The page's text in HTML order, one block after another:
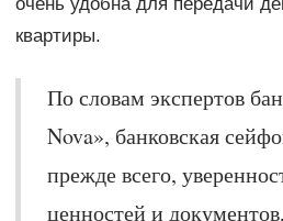
квартиры.
По словам экспертов
Nova», банковская
прежде всего,
ценностей и